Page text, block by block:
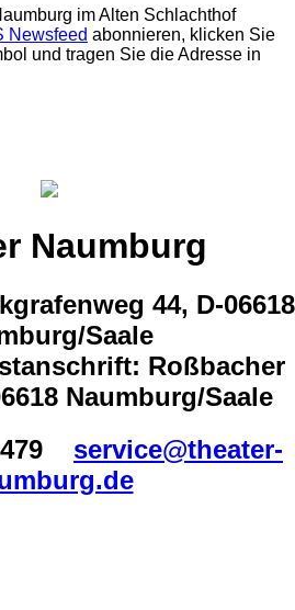
im Alten Schlachthof
Newsfeed abonnieren, klicken Sie
und tragen Sie die Adresse in
Naumburg
44, D-06618
Saale
Roßbacher
Naumburg/Saale
service@theater-